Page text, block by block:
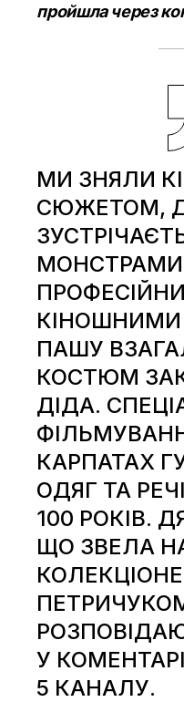
пройшла через
МИ ЗНЯЛИ
СЮЖЕТОМ,
ПАШУ
КОСТЮМ
ДІДА.
КАРПАТАХ
ОДЯГ ТА
100 РОКІВ.
ЩО ЗВЕЛА
У
5 КАНАЛУ.